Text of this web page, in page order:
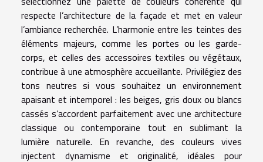
respecte l’architecture de la façade et met en valeur
l’ambiance recherchée. L’harmonie entre les teintes des
éléments majeurs, comme les portes ou les garde-
corps, et celles des accessoires textiles ou végétaux,
contribue à une atmosphère accueillante. Privilégiez des
tons neutres si vous souhaitez un environnement
apaisant et intemporel : les beiges, gris doux ou blancs
cassés s’accordent parfaitement avec une architecture
classique ou contemporaine tout en sublimant la
lumière naturelle. En revanche, des couleurs vives
injectent dynamisme et originalité, idéales pour